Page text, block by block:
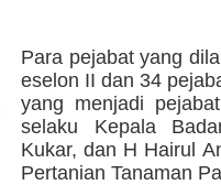
Para pejabat yang
eselon II dan 34
yang menjadi
selaku Kepala
Kukar, dan H Hairul
Pertanian Tanaman